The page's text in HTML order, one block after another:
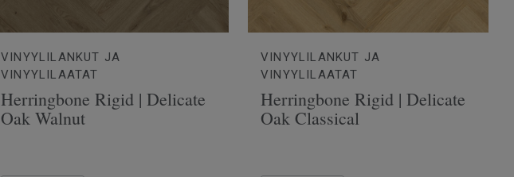
VINYYLILANKUT JA
VINYYLILAATAT
Herringbone Rigid | Delicate
Oak Walnut
VINYYLILANKUT JA
VINYYLILAATAT
Herringbone Rigid | Delicate
Oak Classical